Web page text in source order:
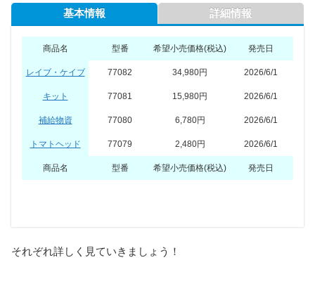
基本情報
商品名 型番 希望小売価格(税込) 発売日
レイブ・ケイブ 77082 34,980円 2026/6/1
キット 77081 15,980円 2026/6/1
補給物資 77080 6,780円 2026/6/1
トマトヘッド 77079 2,480円 2026/6/1
商品名 型番 希望小売価格(税込) 発売日
詳細情報
それぞれ詳しく見ていきましょう！